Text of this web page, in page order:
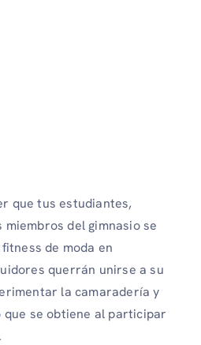
que tus estudiantes,
del gimnasio se
de moda en
querrán unirse a su
la camaradería y
que se obtiene al participar